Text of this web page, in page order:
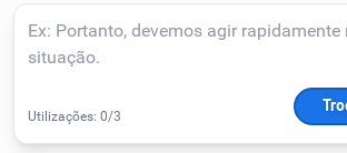
Corrigir Texto
Detector de IA